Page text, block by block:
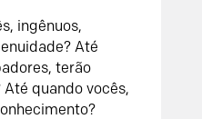
ingênuos,
Até
terão
quando vocês,